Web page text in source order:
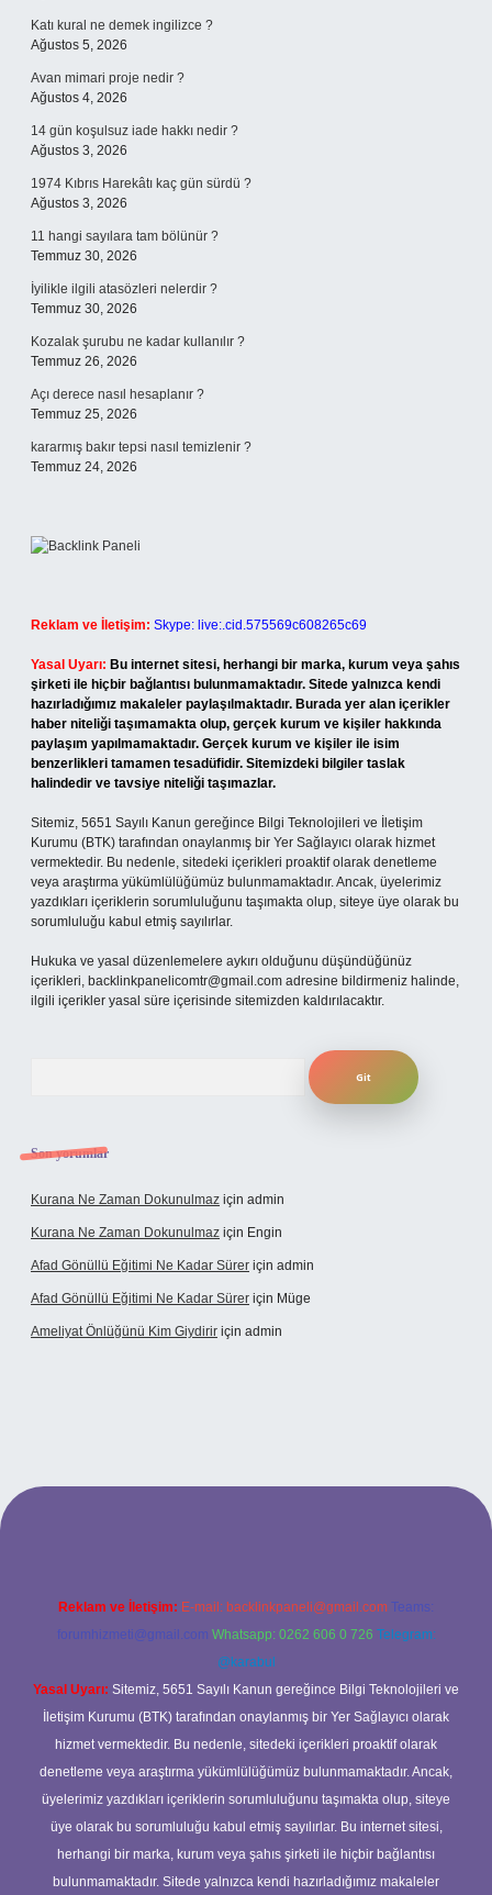
Katı kural ne demek ingilizce ?
Ağustos 5, 2026
Avan mimari proje nedir ?
Ağustos 4, 2026
14 gün koşulsuz iade hakkı nedir ?
Ağustos 3, 2026
1974 Kıbrıs Harekâtı kaç gün sürdü ?
Ağustos 3, 2026
11 hangi sayılara tam bölünür ?
Temmuz 30, 2026
İyilikle ilgili atasözleri nelerdir ?
Temmuz 30, 2026
Kozalak şurubu ne kadar kullanılır ?
Temmuz 26, 2026
Açı derece nasıl hesaplanır ?
Temmuz 25, 2026
kararmış bakır tepsi nasıl temizlenir ?
Temmuz 24, 2026
Reklam ve İletişim: Skype: live:.cid.575569c608265c69
Yasal Uyarı: Bu internet sitesi, herhangi bir marka, kurum veya şahıs
şirketi ile hiçbir bağlantısı bulunmamaktadır. Sitede yalnızca kendi
hazırladığımız makaleler paylaşılmaktadır. Burada yer alan içerikler
haber niteliği taşımamakta olup, gerçek kurum ve kişiler hakkında
paylaşım yapılmamaktadır. Gerçek kurum ve kişiler ile isim
benzerlikleri tamamen tesadüfidir. Sitemizdeki bilgiler taslak
halindedir ve tavsiye niteliği taşımazlar.
Sitemiz, 5651 Sayılı Kanun gereğince Bilgi Teknolojileri ve İletişim
Kurumu (BTK) tarafından onaylanmış bir Yer Sağlayıcı olarak hizmet
vermektedir. Bu nedenle, sitedeki içerikleri proaktif olarak denetleme
veya araştırma yükümlülüğümüz bulunmamaktadır. Ancak, üyelerimiz
yazdıkları içeriklerin sorumluluğunu taşımakta olup, siteye üye olarak bu
sorumluluğu kabul etmiş sayılırlar.
Hukuka ve yasal düzenlemelere aykırı olduğunu düşündüğünüz
içerikleri, backlinkpanelicomtr@gmail.com adresine bildirmeniz halinde,
ilgili içerikler yasal süre içerisinde sitemizden kaldırılacaktır.
Son yorumlar
Kurana Ne Zaman Dokunulmaz için admin
Kurana Ne Zaman Dokunulmaz için Engin
Afad Gönüllü Eğitimi Ne Kadar Sürer için admin
Afad Gönüllü Eğitimi Ne Kadar Sürer için Müge
Ameliyat Önlüğünü Kim Giydirir için admin
giriş
Reklam ve İletişim: E-mail: backlinkpaneli@gmail.com Teams:
forumhizmeti@gmail.com Whatsapp: 0262 606 0 726 Telegram:
@karabul
Yasal Uyarı: Sitemiz, 5651 Sayılı Kanun gereğince Bilgi Teknolojileri ve
İletişim Kurumu (BTK) tarafından onaylanmış bir Yer Sağlayıcı olarak
hizmet vermektedir. Bu nedenle, sitedeki içerikleri proaktif olarak
denetleme veya araştırma yükümlülüğümüz bulunmamaktadır. Ancak,
üyelerimiz yazdıkları içeriklerin sorumluluğunu taşımakta olup, siteye
üye olarak bu sorumluluğu kabul etmiş sayılırlar. Bu internet sitesi,
herhangi bir marka, kurum veya şahıs şirketi ile hiçbir bağlantısı
bulunmamaktadır. Sitede yalnızca kendi hazırladığımız makaleler